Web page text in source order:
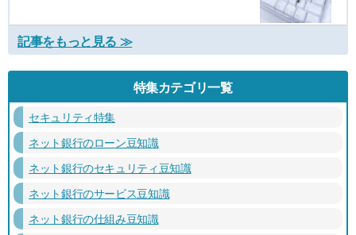
記事をもっと見る ≫
特集カテゴリ一覧
セキュリティ特集
ネット銀行のローン豆知識
ネット銀行のセキュリティ豆知識
ネット銀行のサービス豆知識
ネット銀行の仕組み豆知識